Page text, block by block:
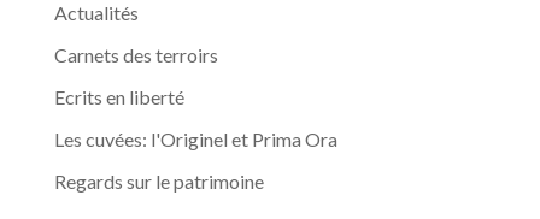
Actualités
Carnets des terroirs
Ecrits en liberté
Les cuvées: l'Originel et Prima Ora
Regards sur le patrimoine